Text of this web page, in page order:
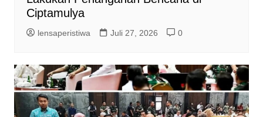
Ciptamulya
lensaperistiwa Juli 27, 2026 0